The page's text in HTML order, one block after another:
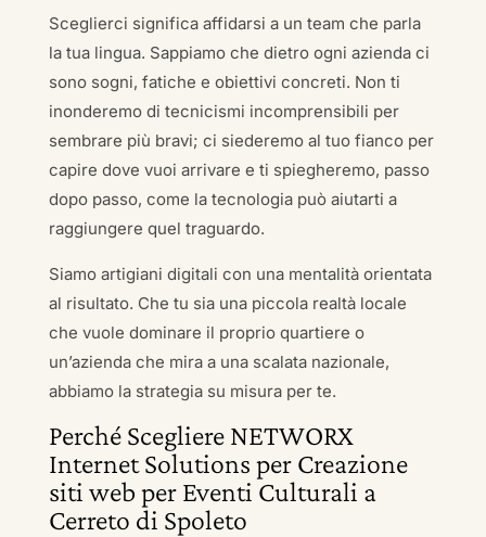
Sceglierci significa affidarsi a un team che parla
la tua lingua. Sappiamo che dietro ogni azienda ci
sono sogni, fatiche e obiettivi concreti. Non ti
inonderemo di tecnicismi incomprensibili per
sembrare più bravi; ci siederemo al tuo fianco per
capire dove vuoi arrivare e ti spiegheremo, passo
dopo passo, come la tecnologia può aiutarti a
raggiungere quel traguardo.
Siamo artigiani digitali con una mentalità orientata
al risultato. Che tu sia una piccola realtà locale
che vuole dominare il proprio quartiere o
un’azienda che mira a una scalata nazionale,
abbiamo la strategia su misura per te.
Perché Scegliere NETWORX
Internet Solutions per Creazione
siti web per Eventi Culturali a
Cerreto di Spoleto